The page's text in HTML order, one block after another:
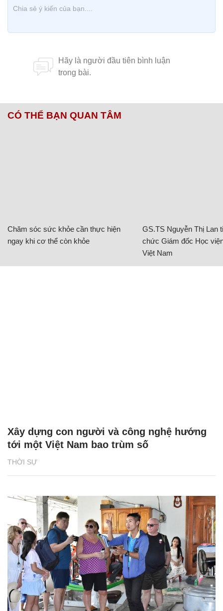
CÓ THỂ BẠN QUAN TÂM
Chăm sóc sức khỏe cần thực hiện
ngay khi cơ thể còn khỏe
GS.TS Nguyễn Thị Lan
chức Giám đốc Học
Việt Nam
THỜI SỰ
Xây dựng con người và công nghệ hướng
tới một Việt Nam bao trùm số